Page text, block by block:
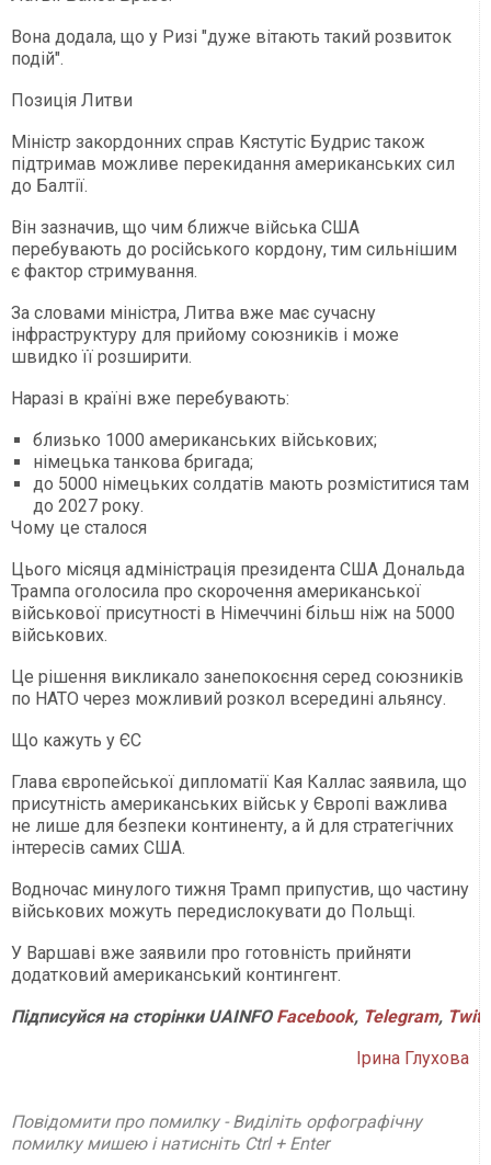
Вона додала, що у Ризі "дуже вітають такий розвиток
подій".
Позиція Литви
Міністр закордонних справ Кястутіс Будрис також
підтримав можливе перекидання американських сил
до Балтії.
Він зазначив, що чим ближче війська США
перебувають до російського кордону, тим сильнішим
є фактор стримування.
За словами міністра, Литва вже має сучасну
інфраструктуру для прийому союзників і може
швидко її розширити.
Наразі в країні вже перебувають:
близько 1000 американських військових;
німецька танкова бригада;
до 5000 німецьких солдатів мають розміститися там
до 2027 року.
Чому це сталося
Цього місяця адміністрація президента США Дональда
Трампа оголосила про скорочення американської
військової присутності в Німеччині більш ніж на 5000
військових.
Це рішення викликало занепокоєння серед союзників
по НАТО через можливий розкол всередині альянсу.
Що кажуть у ЄС
Глава європейської дипломатії Кая Каллас заявила, що
присутність американських військ у Європі важлива
не лише для безпеки континенту, а й для стратегічних
інтересів самих США.
Водночас минулого тижня Трамп припустив, що частину
військових можуть передислокувати до Польщі.
У Варшаві вже заявили про готовність прийняти
додатковий американський контингент.
ПідписуйсянасторінкиUAINFO Facebook, Telegram,
Ірина Глухова
Повідомити про помилку - Виділіть орфографічну
помилку мишею і натисніть Ctrl + Enter